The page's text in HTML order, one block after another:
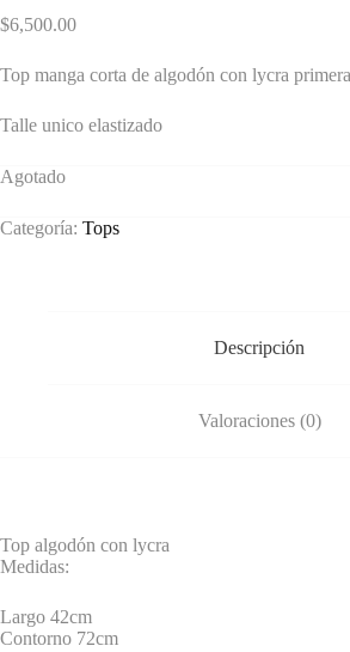
$6,500.00
Top manga corta de algodón con lycra
Talle unico elastizado
Agotado
Categoría: Tops
Descripción
Valoraciones (0)
Top algodón con lycra
Medidas:
Largo 42cm
Contorno 72cm